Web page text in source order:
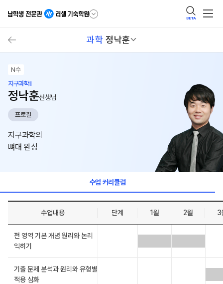
BETA
과학 정낙훈
N수
지구과학II
정낙훈선생님
프로필
지구과학의
뼈대 완성
수업 커리큘럼
수업내용 단계 1월 2월 3
전 영역 기본 개념 원리와 논리
익히기
기출 문제 분석과 원리와 유형별
적용 심화